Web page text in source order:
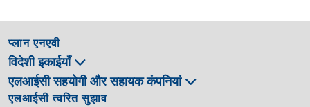
प्लान एनएवी
विदेशी इकाईयाँ
एलआईसी सहयोगी और सहायक कंपनियां
एलआईसी त्वरित सुझाव